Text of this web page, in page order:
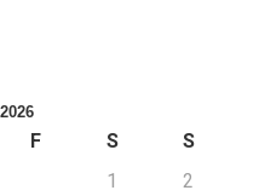
F S
S
1
2